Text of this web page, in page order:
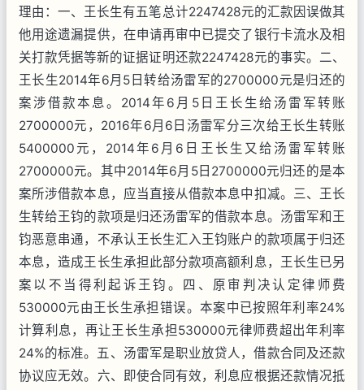
理由：一、王长生有五笔总计2247428元的汇款因误做其
他用途遗漏提供，在申请再审中已提交了银行卡流水及相
关打款凭据等新的证据证明还款2247428元的事实。二、
王长生2014年6月5日转给汤雷军的2700000元是归还的
案涉借款本息。2014年6月5日王长生给汤雷军转账
2700000元，2016年6月6日汤雷军分三次给王长生转账
5400000元，2014年6月6日王长生又给汤雷军转账
2700000元。其中2014年6月5日2700000元归还的是本
案所涉借款本息，应当直接从借款本息中扣减。三、王长
生转给王钧的款项是归还汤雷军的借款本息。汤雷军和王
钧恶意串通，不承认王长生汇入王钧账户的款项属于归还
本息，造成王长生承担此部分款项高额利息，王长生已另
案以不当得利起诉王钧。四、原审判决认定律师费
530000元由王长生承担错误。本案中已按照年利率24%
计算利息，再让王长生承担530000元律师费超出年利率
24%的标准。五、汤雷军是职业放贷人，借款合同及还款
协议应无效。六、即使合同有效，利息应根据还款情况抵